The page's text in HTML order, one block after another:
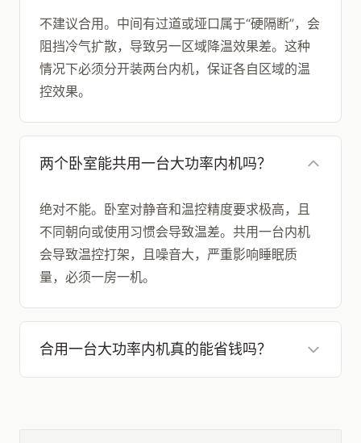
不建议合用。中间有过道或垭口属于“硬隔断”，会
阻挡冷气扩散，导致另一区域降温效果差。这种
情况下必须分开装两台内机，保证各自区域的温
控效果。
两个卧室能共用一台大功率内机吗？
绝对不能。卧室对静音和温控精度要求极高，且
不同朝向或使用习惯会导致温差。共用一台内机
会导致温控打架，且噪音大，严重影响睡眠质
量，必须一房一机。
合用一台大功率内机真的能省钱吗？